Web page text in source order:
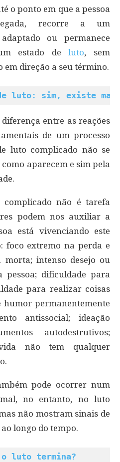
o ponto em que a pessoa
recorre a um
ou permanece
estado de luto, sem
em direção a seu término.
luto: sim, existe mais
entre as reações
de um processo
luto complicado não se
aparecem e sim pela
não é tarefa
podem nos auxiliar a
está vivenciando este
foco extremo na perda e
morta; intenso desejo ou
dificuldade para
para realizar coisas
humor permanentemente
antissocial; ideação
autodestrutivos;
não tem qualquer
pode ocorrer num
no entanto, no luto
não mostram sinais de
longo do tempo.
o luto termina?